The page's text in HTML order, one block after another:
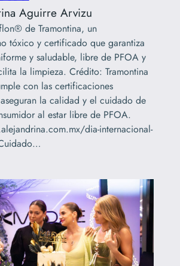
Aguirre Arvizu
de Tramontina, un
tóxico y certificado que garantiza
y saludable, libre de PFOA y
la limpieza. Crédito: Tramontina
con las certificaciones
la calidad y el cuidado de
al estar libre de PFOA.
dia-internacional-